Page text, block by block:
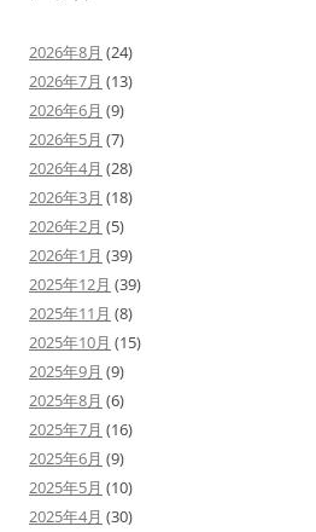
2026年8月 (24)
2026年7月 (13)
2026年6月 (9)
2026年5月 (7)
2026年4月 (28)
2026年3月 (18)
2026年2月 (5)
2026年1月 (39)
2025年12月 (39)
2025年11月 (8)
2025年10月 (15)
2025年9月 (9)
2025年8月 (6)
2025年7月 (16)
2025年6月 (9)
2025年5月 (10)
2025年4月 (30)